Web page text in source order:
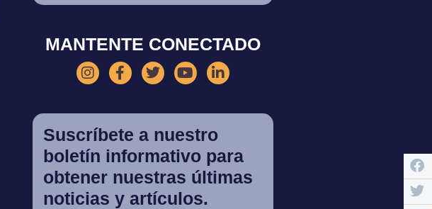
MANTENTE CONECTADO
Suscríbete a nuestro
boletín informativo para
obtener nuestras últimas
noticias y artículos.